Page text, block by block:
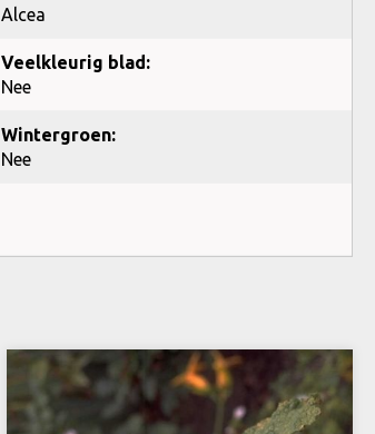
Alcea
Veelkleurig blad:
Nee
Wintergroen:
Nee